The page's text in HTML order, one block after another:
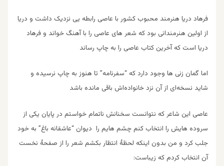
فرهاد دریا هنرمند محبوب کشور با عاصی رابطه ‌یی نزدیک داشت و دریا
از اولین هنرمندانی بود که شعر های عاصی را با آهنگ خواند و فرهاد
دریا است که آخرین کتاب عاصی را به چاپ رساند
اما گمان زنی ها وجود دارد که “سفرنامه” تا هنوز به چاپ نرسیده و
شاید نسخه‌ای از آن نزد خانواده‌اش باقی مانده باشد
عاصی این شاعر که نتوانست سخنانش ناتمام خواستم در پایان یکی از
سروده هایش را انتخاب کنم چشم هایم را دیوان “عاشقانه باغ” به خود
جلب کرد و من بدون اینکه لحظۀ انتظار بکشم شعر را از صفحۀ نخست
آن انتخاب کردم که زیباست: